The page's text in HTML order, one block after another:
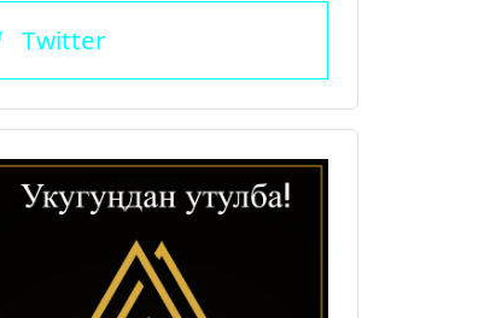
Twitter